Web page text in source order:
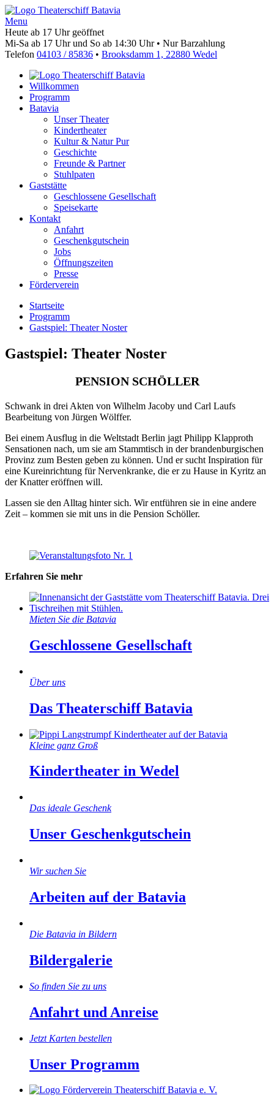
Menu
Heute ab 17 Uhr geöffnet
Mi-Sa ab 17 Uhr und So ab 14:30 Uhr • Nur Barzahlung
Telefon 04103 / 85836 • Brooksdamm 1, 22880 Wedel
Willkommen
Programm
Batavia
Unser Theater
Kindertheater
Kultur & Natur Pur
Geschichte
Freunde & Partner
Stuhlpaten
Gaststätte
Geschlossene Gesellschaft
Speisekarte
Kontakt
Anfahrt
Geschenkgutschein
Jobs
Öffnungszeiten
Presse
Förderverein
Startseite
Programm
Gastspiel: Theater Noster
Gastspiel: Theater Noster
PENSION SCHÖLLER
Schwank in drei Akten von Wilhelm Jacoby und Carl Laufs
Bearbeitung von Jürgen Wölffer.
Bei einem Ausflug in die Weltstadt Berlin jagt Philipp Klapproth
Sensationen nach, um sie am Stammtisch in der brandenburgischen
Provinz zum Besten geben zu können. Und er sucht Inspiration für
eine Kureinrichtung für Nervenkranke, die er zu Hause in Kyritz an
der Knatter eröffnen will.
Lassen sie den Alltag hinter sich. Wir entführen sie in eine andere
Zeit – kommen sie mit uns in die Pension Schöller.
Erfahren Sie mehr
Mieten Sie die Batavia
Geschlossene Gesellschaft
Über uns
Das Theaterschiff Batavia
Kleine ganz Groß
Kindertheater in Wedel
Das ideale Geschenk
Unser Geschenkgutschein
Wir suchen Sie
Arbeiten auf der Batavia
Die Batavia in Bildern
Bildergalerie
So finden Sie zu uns
Anfahrt und Anreise
Jetzt Karten bestellen
Unser Programm